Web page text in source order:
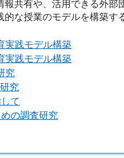
共有や、活用できる外
な授業のモデルを構築
実践モデル構築
実践モデル構築
究
究
て
の調査研究